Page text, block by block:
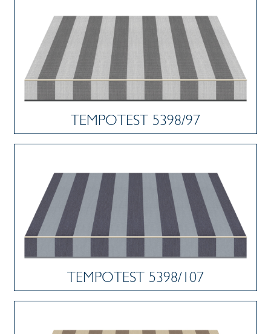
TEMPOTEST 5398/97
TEMPOTEST 5398/107